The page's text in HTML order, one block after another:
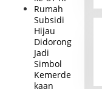
Rumah
Subsidi
Hijau
Didorong
Jadi
Simbol
Kemerde
kaan